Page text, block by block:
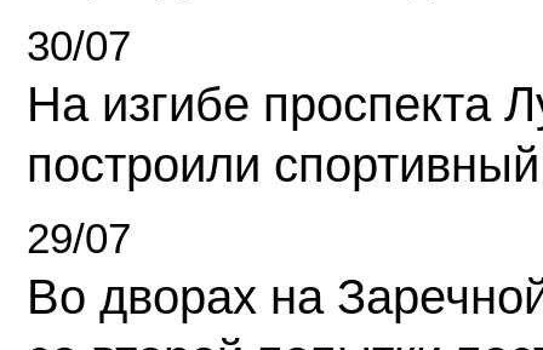
30/07
На изгибе проспекта
построили
29/07
Во дворах на